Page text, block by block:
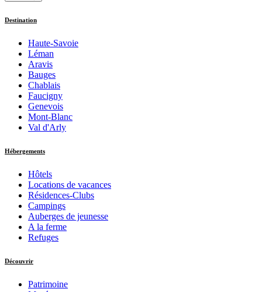
Destination
Haute-Savoie
Léman
Aravis
Bauges
Chablais
Faucigny
Genevois
Mont-Blanc
Val d'Arly
Hébergements
Hôtels
Locations de vacances
Résidences-Clubs
Campings
Auberges de jeunesse
A la ferme
Refuges
Découvrir
Patrimoine